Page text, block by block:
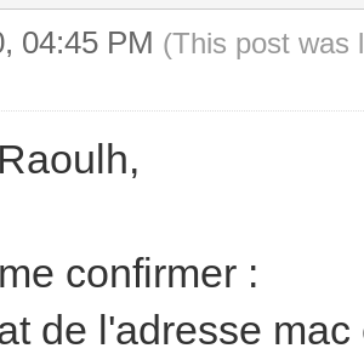
04:45 PM (This post was
confirmer :
de l'adresse